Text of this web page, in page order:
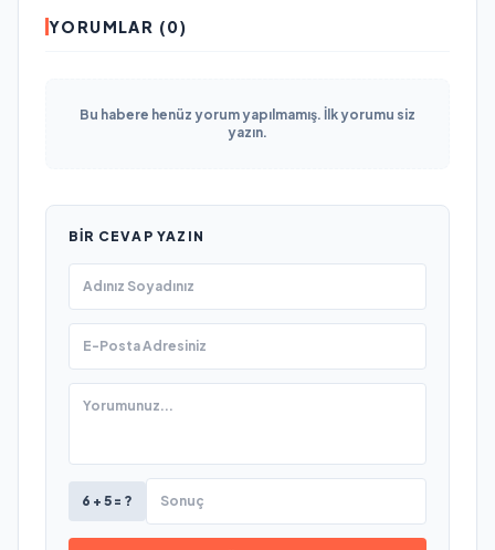
YORUMLAR (0)
Bu habere henüz yorum yapılmamış. İlk yorumu siz
yazın.
BIR CEVAP YAZIN
6 + 5 = ?